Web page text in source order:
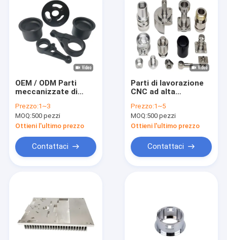
OEM / ODM Parti
meccanizzate di
Componenti
processo di
fresatura CNC
Prezzo:1~3
MOQ:500 pezzi
Ottieni l'ultimo prezzo
Contattaci
Parti di lavorazione
CNC ad alta
lucidare parti
complesse e
complesse
Prezzo:1~5
MOQ:500 pezzi
Ottieni l'ultimo prezzo
Contattaci